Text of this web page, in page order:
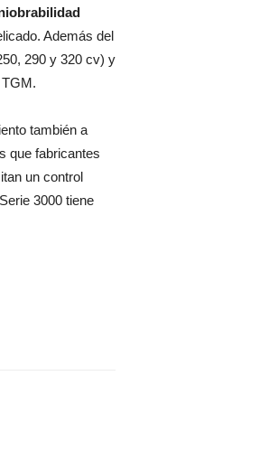
Además del
290 y 320 cv) y
también a
que fabricantes
un control
3000 tiene